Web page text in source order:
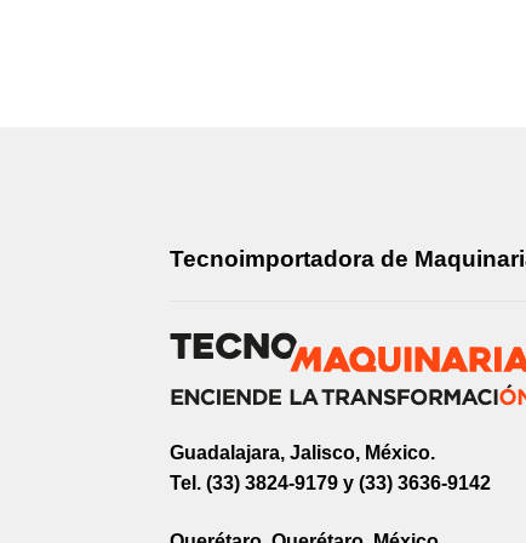
Tecnoimportadora de
Guadalajara, Jalisco, México.
Tel. (33) 3824-9179 y (33) 3636-9142